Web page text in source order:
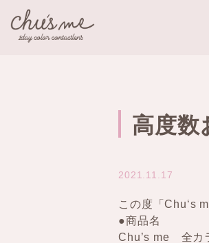
高度数
2021.11.17
この度「Chu‘s
●商品名
Chu’s me 全カ